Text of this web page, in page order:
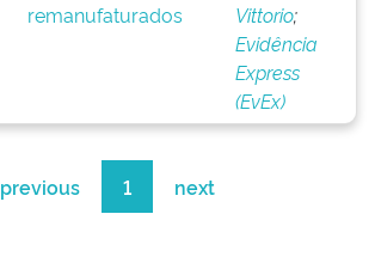
remanufaturados
Vittorio;
Evidência
Express
(EvEx)
previous 1 next